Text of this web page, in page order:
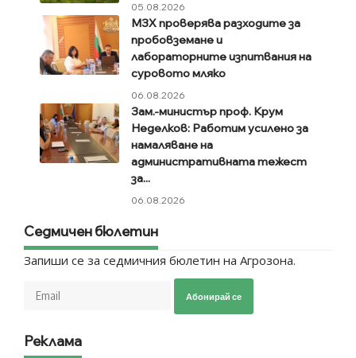
05.08.2026
МЗХ проверява разходите за
пробовземане и
лабораторните изпитвания на
суровото мляко
06.08.2026
Зам.-министър проф. Крум
Неделков: Работим усилено за
намаляване на
административната тежест
за...
06.08.2026
Седмичен бюлетин
Запиши се за седмичния бюлетин на Агрозона.
Абонирай се
Реклама